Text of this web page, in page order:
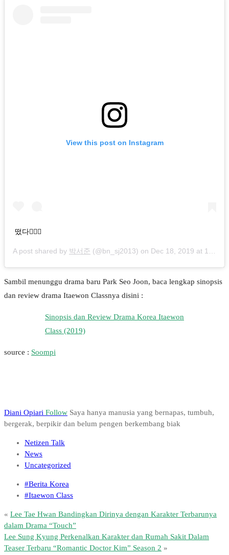
View this post on Instagram
떴다🏃🏻‍♂️
A post shared by 박서준 (@bn_sj2013) on Dec 18, 2019 at 10:42pm PST
Sambil menunggu drama baru Park Seo Joon, baca lengkap sinopsis
dan review drama Itaewon Classnya disini :
Sinopsis dan Review Drama Korea Itaewon
Class (2019)
source : Soompi
Diani Opiari Follow Saya hanya manusia yang bernapas, tumbuh,
bergerak, berpikir dan belum pengen berkembang biak
Netizen Talk
News
Uncategorized
#Berita Korea
#Itaewon Class
« Lee Tae Hwan Bandingkan Dirinya dengan Karakter Terbarunya
dalam Drama “Touch”
Lee Sung Kyung Perkenalkan Karakter dan Rumah Sakit Dalam
Teaser Terbaru “Romantic Doctor Kim” Season 2 »